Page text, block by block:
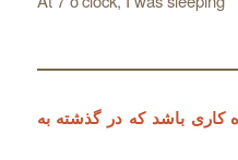
کاری باشد که در گذشته به